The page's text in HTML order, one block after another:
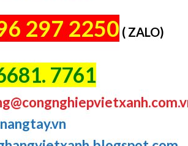
297 2250 ( ZALO)
7761